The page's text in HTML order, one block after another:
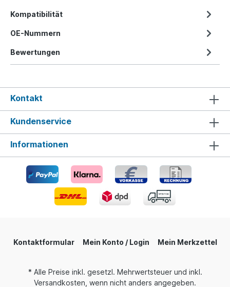
Kompatibilität
OE-Nummern
Bewertungen
Kontakt
Kundenservice
Informationen
Kontaktformular Mein Konto / Login Mein Merkzettel
* Alle Preise inkl. gesetzl. Mehrwertsteuer und inkl.
Versandkosten, wenn nicht anders angegeben.